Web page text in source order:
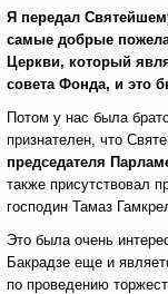
Я передал
самые добрые
Церкви, который
совета Фонда, и это
Потом у нас была
признателен, что
председателя
также присутствовал
господин Тамаз
Это была очень
Бакрадзе еще и
по проведению